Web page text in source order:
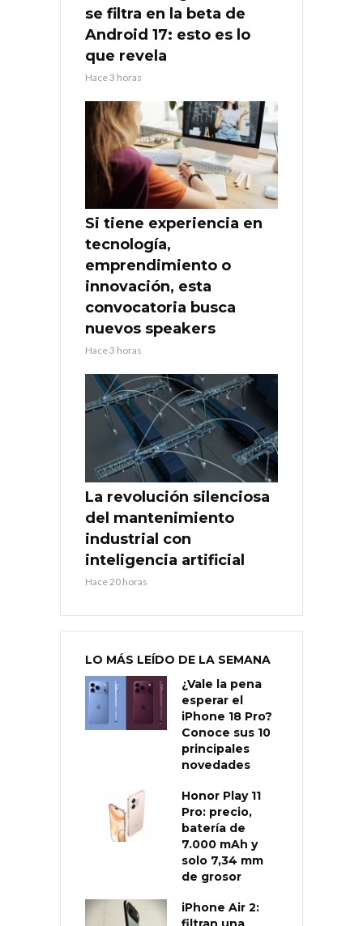
se filtra en la beta de
Android 17: esto es lo
que revela
Hace 3 horas
Si tiene experiencia en
tecnología,
emprendimiento o
innovación, esta
convocatoria busca
nuevos speakers
Hace 3 horas
La revolución silenciosa
del mantenimiento
industrial con
inteligencia artificial
Hace 20 horas
LO MÁS LEÍDO DE LA SEMANA
¿Vale la pena
esperar el
iPhone 18 Pro?
Conoce sus 10
principales
novedades
Honor Play 11
Pro: precio,
batería de
7.000 mAh y
solo 7,34 mm
de grosor
iPhone Air 2: